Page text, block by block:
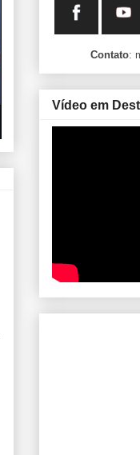
Contato:
Vídeo em